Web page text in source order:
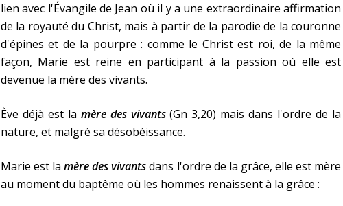
lien avec l'Évangile de Jean où il y a une extraordinaire affirmation
de la royauté du Christ, mais à partir de la parodie de la couronne
d'épines et de la pourpre : comme le Christ est roi, de la même
façon, Marie est reine en participant à la passion où elle est
devenue la mère des vivants.
Ève déjà est la mère des vivants(Gn 3,20) mais dans l'ordre de la
nature, et malgré sa désobéissance.
Marie est lamère des vivantsdans l'ordre de la grâce, elle est mère
au moment du baptême où les hommes renaissent à la grâce :